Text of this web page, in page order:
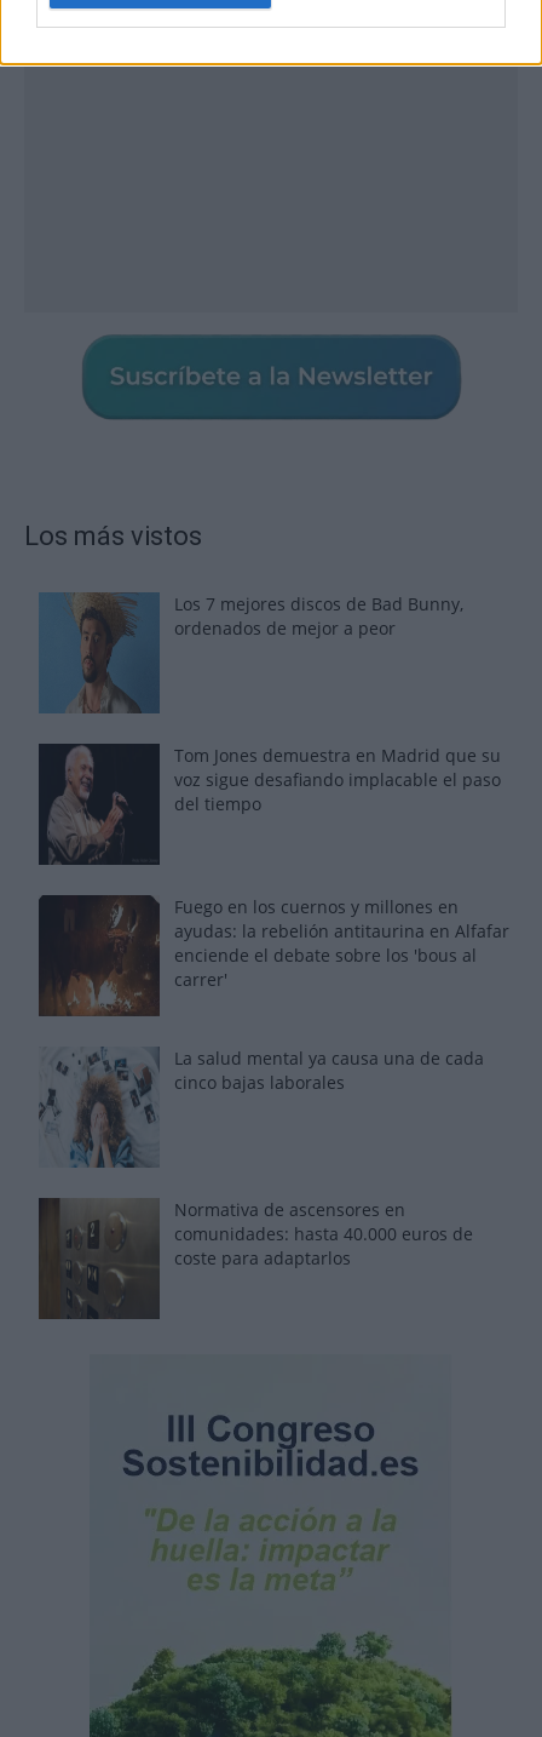
Los más vistos
Los 7 mejores discos de Bad Bunny,
ordenados de mejor a peor
Tom Jones demuestra en Madrid que su
voz sigue desafiando implacable el paso
del tiempo
Fuego en los cuernos y millones en
ayudas: la rebelión antitaurina en Alfafar
enciende el debate sobre los 'bous al
carrer'
La salud mental ya causa una de cada
cinco bajas laborales
Normativa de ascensores en
comunidades: hasta 40.000 euros de
coste para adaptarlos